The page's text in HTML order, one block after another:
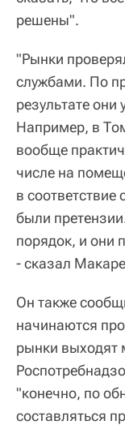
решены".
"Рынки
службами. По
результате
Например, в
вообще
числе на
в
были
порядок, и они
- сказал
Он также
начинаются
рынки выходят
"конечно, по
составляться